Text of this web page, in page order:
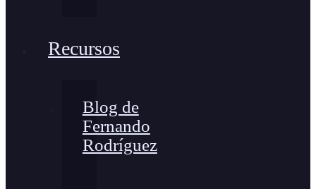
Recursos
Blog de
Fernando
Rodríguez